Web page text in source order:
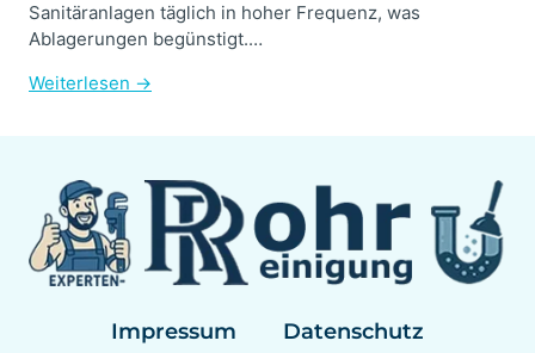
Sanitäranlagen täglich in hoher Frequenz, was
Ablagerungen begünstigt.…
Weiterlesen →
Impressum
Datenschutz